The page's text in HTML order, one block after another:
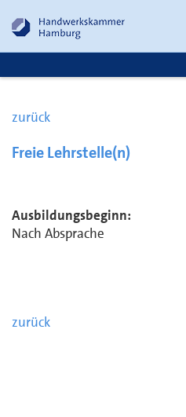
zurück
Freie Lehrstelle(n)
Ausbildungsbeginn:
Nach Absprache
zurück